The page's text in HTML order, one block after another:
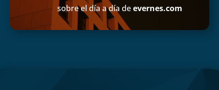
sobre el día a día deevernes.com